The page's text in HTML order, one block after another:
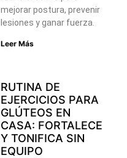
mejorar postura, prevenir
lesiones y ganar fuerza.
Leer Más
RUTINA DE
EJERCICIOS PARA
GLÚTEOS EN
CASA: FORTALECE
Y TONIFICA SIN
EQUIPO